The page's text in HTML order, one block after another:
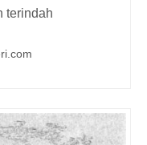
terindah